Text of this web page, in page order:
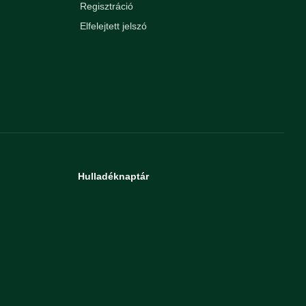
Regisztráció
Elfelejtett jelszó
Hulladéknaptár